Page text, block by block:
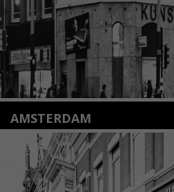
AMSTERDAM
Amstelveenseweg 135
1075 VX Amsterdam
+31 (0)20 2332546
info@kunsthuisamsterdam.nl